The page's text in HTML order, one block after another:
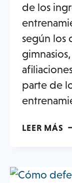
de los
según los
parte de
LEER MÁS